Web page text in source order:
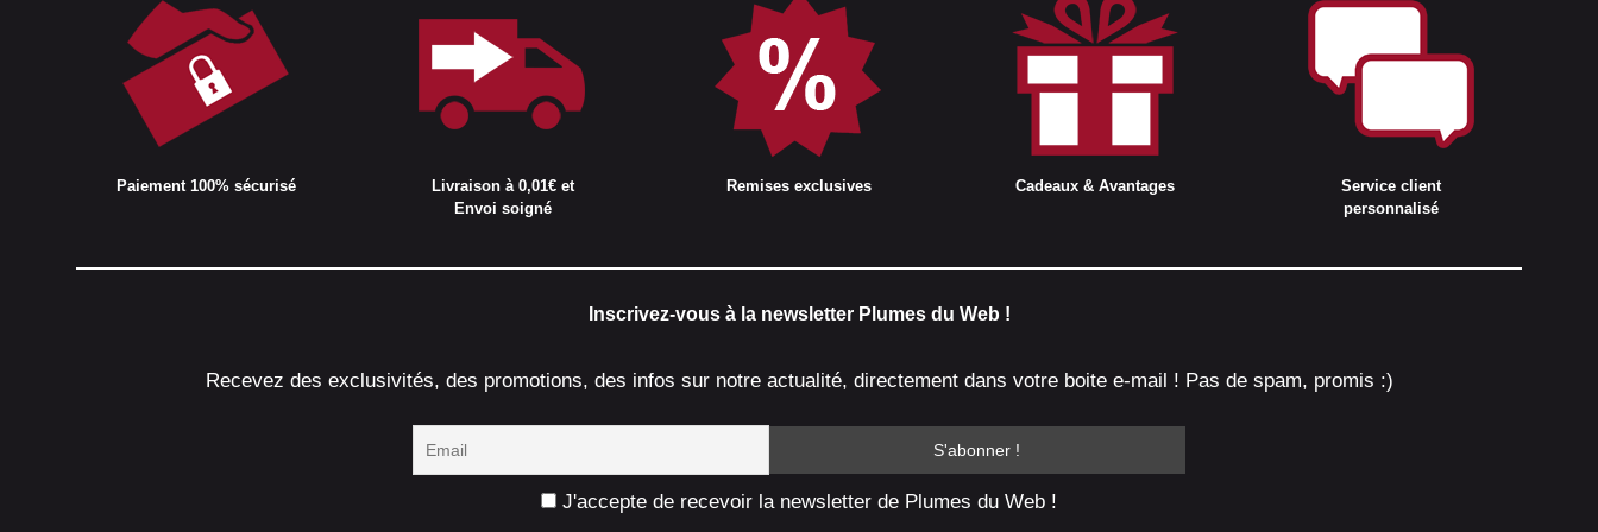
Paiement 100% sécurisé
Livraison à 0,01€ et
Envoi soigné
Remises exclusives Cadeaux & Avantages
Service client
personnalisé
Inscrivez-vous à la newsletter Plumes du Web !
Recevez des exclusivités, des promotions, des infos sur notre actualité, directement dans votre boite e-mail ! Pas de spam, promis :)
J'accepte de recevoir la newsletter de Plumes du Web !